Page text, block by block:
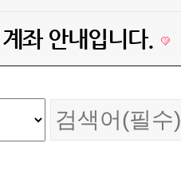
좌 안내입니다.